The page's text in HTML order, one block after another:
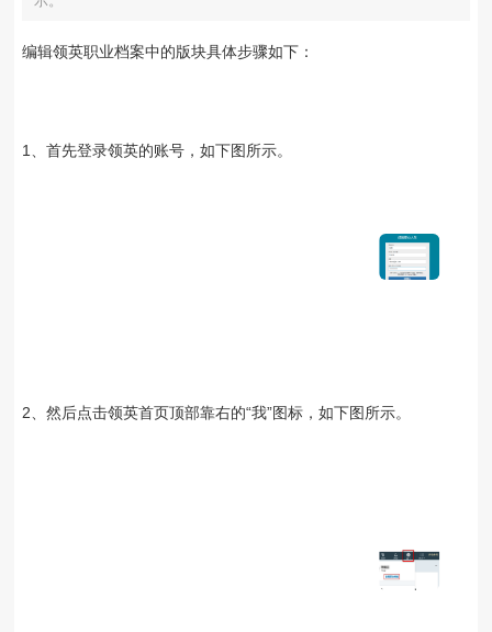
编辑领英职业档案中的版块具体步骤如下：
1、首先登录领英的账号，如下图所示。
2、然后点击领英首页顶部靠右的“我”图标，如下图所示。